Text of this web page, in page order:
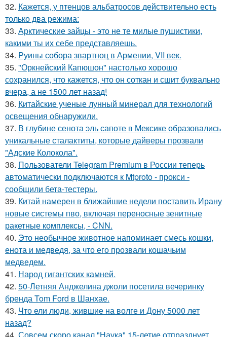
32. Кажется, у птенцов альбатросов действительно есть
только два режима:
33. Арктические зайцы - это не те милые пушистики,
какими ты их себе представляешь.
34. Руины собора звартноц в Армении, VII век.
35. "Оркнейский Капюшон" настолько хорошо
сохранился, что кажется, что он соткан и сшит буквально
вчера, а не 1500 лет назад!
36. Китайские ученые лунный минерал для технологий
освещения обнаружили.
37. В глубине сенота эль сапоте в Мексике образовались
уникальные сталактиты, которые дайверы прозвали
"Адские Колокола".
38. Пользователи Telegram Premium в России теперь
автоматически подключаются к Mtproto - прокси -
сообщили бета-тестеры.
39. Китай намерен в ближайшие недели поставить Ирану
новые системы пво, включая переносные зенитные
ракетные комплексы, - CNN.
40. Это необычное животное напоминает смесь кошки,
енота и медведя, за что его прозвали кошачьим
медведем.
41. Народ гигантских камней.
42. 50-Летняя Анджелина джоли посетила вечеринку
бренда Tom Ford в Шанхае.
43. Что ели люди, жившие на волге и Дону 5000 лет
назад?